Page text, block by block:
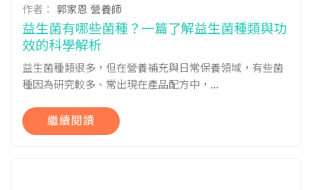
作者： 郭家恩 營養師
益生菌有哪些菌種？一篇了解益生菌種類與功
效的科學解析
益生菌種類很多，但在營養補充與日常保養領域，有些菌
種因為研究較多、常出現在產品配方中，...
繼續閱讀